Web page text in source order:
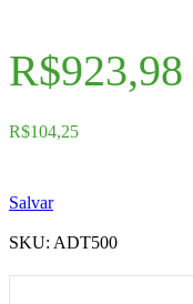
R$923,98
R$104,25
Salvar
SKU: ADT500